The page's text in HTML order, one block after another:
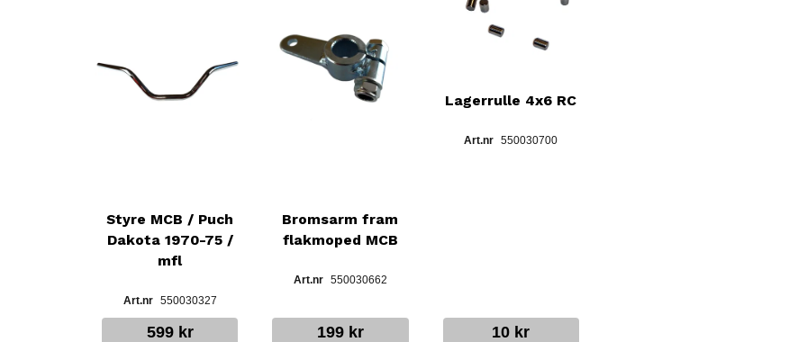
Styre MCB / Puch
Dakota 1970-75 /
mfl
550030327
599 kr
Bromsarm fram
flakmoped MCB
550030662
199 kr
Lagerrulle 4x6 RC
550030700
10 kr